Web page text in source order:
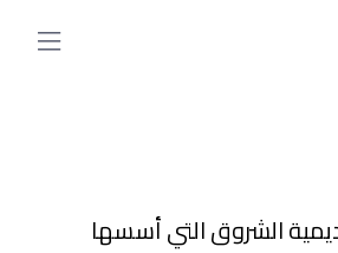
الشروق التي أسسها